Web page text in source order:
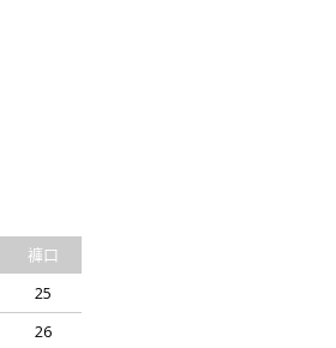
褲口
25
26